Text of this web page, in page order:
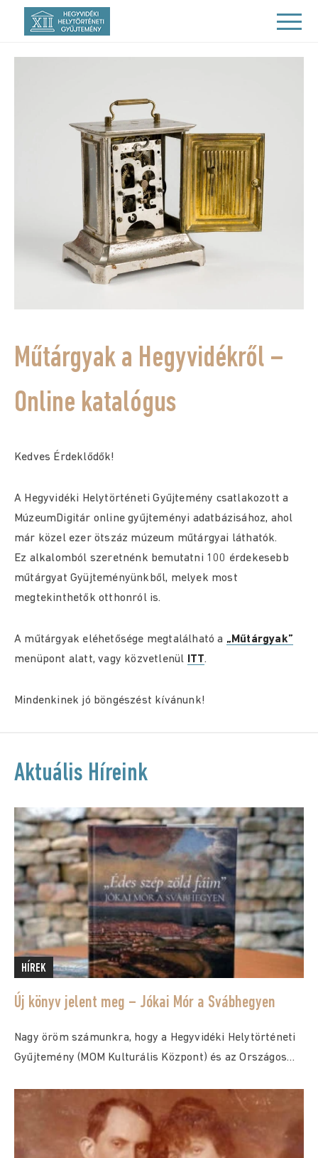
Műtárgyak a Hegyvidékről –
Online katalógus
Kedves Érdeklődők!
A Hegyvidéki Helytörténeti Gyűjtemény​ csatlakozott a
MúzeumDigitár online gyűjteményi adatbázisához, ahol
már közel ezer ötszáz múzeum műtárgyai láthatók.
Ez alkalomból szeretnénk bemutatni 100 érdekesebb
műtárgyat Gyüjteményünkből, melyek most
megtekinthetők otthonról is.
A műtárgyak eléhetősége megtalálható a „Műtárgyak”
menüpont alatt, vagy közvetlenül
ITT.
Mindenkinek jó böngészést kívánunk!
Aktuális Híreink
HÍREK
Új könyv jelent meg – Jókai Mór a Svábhegyen
Nagy öröm számunkra, hogy a Hegyvidéki Helytörténeti
Gyűjtemény (MOM Kulturális Központ) és az Országos